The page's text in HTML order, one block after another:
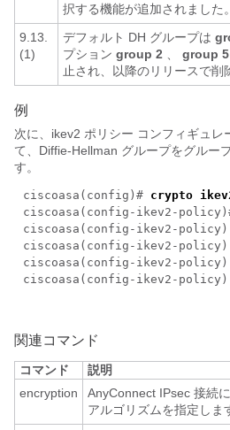
択する機能が追加されました。
9.13.
(1)
デフォルト DH グループは
プション group 2 group 5
止され、以降のリリースで削
例
次に、ikev2 ポリシー コンフィギュレ
て、Diffie-Hellman グループをグルー
す。
ciscoasa(config)# crypto
ciscoasa(config-ikev2-
ciscoasa(config-ikev2-policy)
ciscoasa(config-ikev2-policy)
ciscoasa(config-ikev2-policy)
ciscoasa(config-ikev2-policy)
関連コマンド
コマンド
説明
encryption
AnyConnect IPsec 接続
アルゴリズムを指定しま